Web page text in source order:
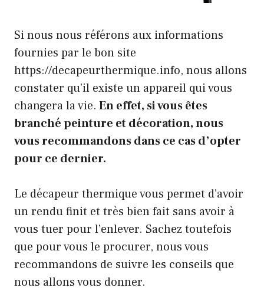
Si nous nous référons aux informations
fournies par le bon site
https://decapeurthermique.info, nous allons
constater qu’il existe un appareil qui vous
changera la vie. En effet, si vous êtes
branché peinture et décoration, nous
vous recommandons dans ce cas d’opter
pour ce dernier.
Le décapeur thermique vous permet d’avoir
un rendu finit et très bien fait sans avoir à
vous tuer pour l’enlever. Sachez toutefois
que pour vous le procurer, nous vous
recommandons de suivre les conseils que
nous allons vous donner.